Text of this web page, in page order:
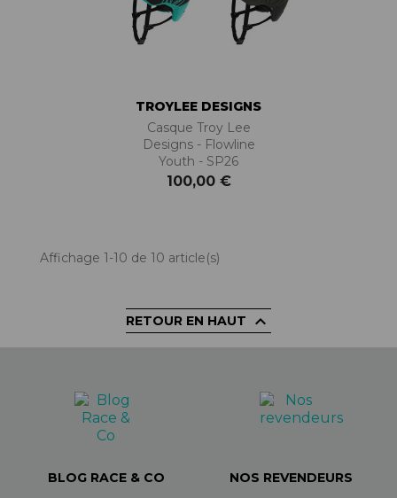
TROYLEE DESIGNS
Casque Troy Lee
Designs - Flowline
Youth - SP26
100,00 €
Affichage 1-10 de 10 article(s)
RETOUR EN HAUT 
BLOG RACE & CO NOS REVENDEURS